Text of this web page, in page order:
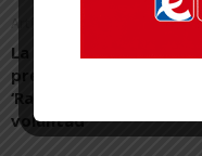
Artículo anterior
La UNED acoge la
presentación del libro
‘Ramón y Cajal, talento y
voluntad’